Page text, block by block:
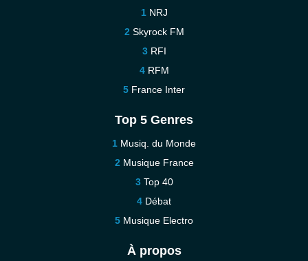
NRJ
Skyrock FM
RFI
RFM
France Inter
Top 5 Genres
Musiq. du Monde
Musique France
Top 40
Débat
Musique Electro
À propos